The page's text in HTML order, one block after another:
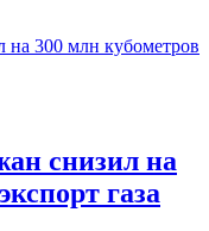
снизил на
газа